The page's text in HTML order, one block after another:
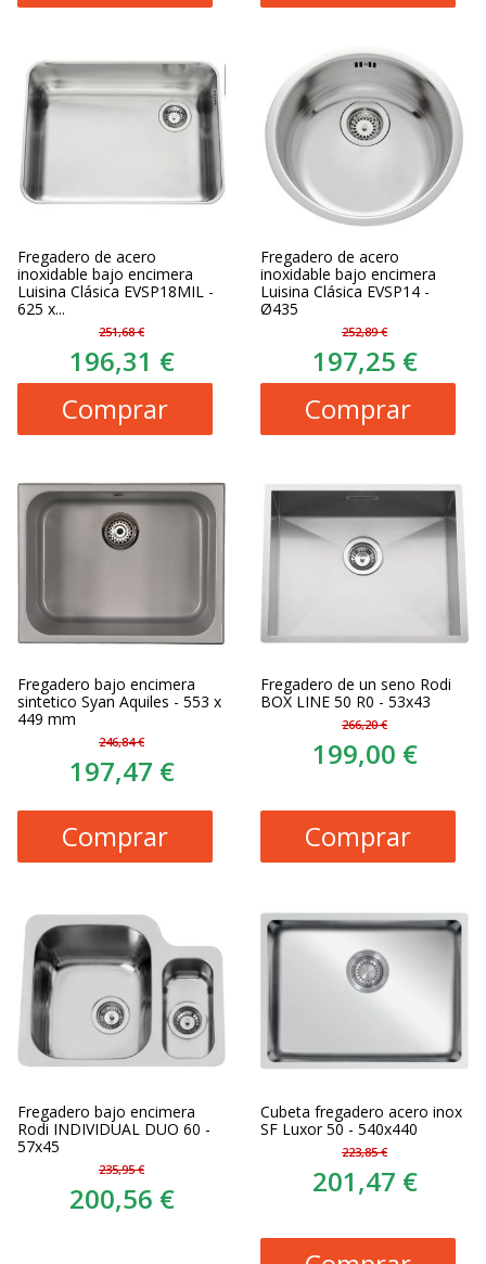
Fregadero de acero
inoxidable bajo encimera
Luisina Clásica EVSP18MIL -
625 x...
251,68 €
196,31 €
Comprar
Fregadero de acero
inoxidable bajo encimera
Luisina Clásica EVSP14 -
Ø435
252,89 €
197,25 €
Comprar
Fregadero bajo encimera
sintetico Syan Aquiles - 553 x
449 mm
246,84 €
197,47 €
Comprar
Fregadero de un seno Rodi
BOX LINE 50 R0 - 53x43
266,20 €
199,00 €
Comprar
Fregadero bajo encimera
Rodi INDIVIDUAL DUO 60 -
57x45
235,95 €
200,56 €
Cubeta fregadero acero inox
SF Luxor 50 - 540x440
223,85 €
201,47 €